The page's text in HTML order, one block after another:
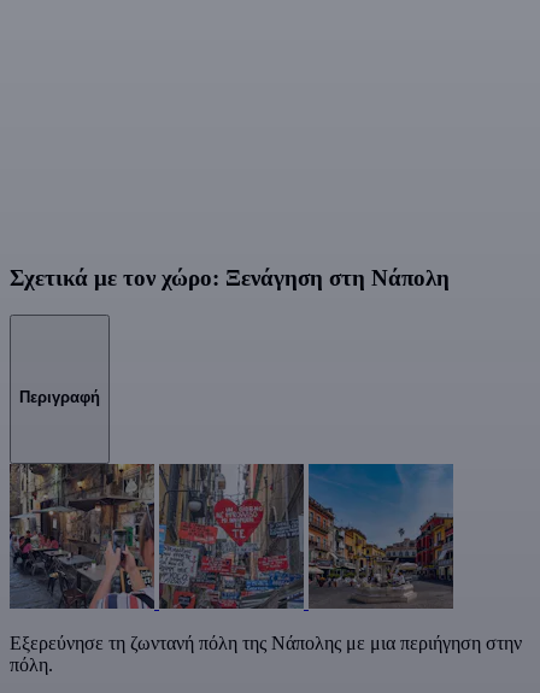
Σχετικά με τον χώρο: Ξενάγηση στη Νάπολη
Περιγραφή
Εξερεύνησε τη ζωντανή πόλη της Νάπολης με μια περιήγηση στην
πόλη.